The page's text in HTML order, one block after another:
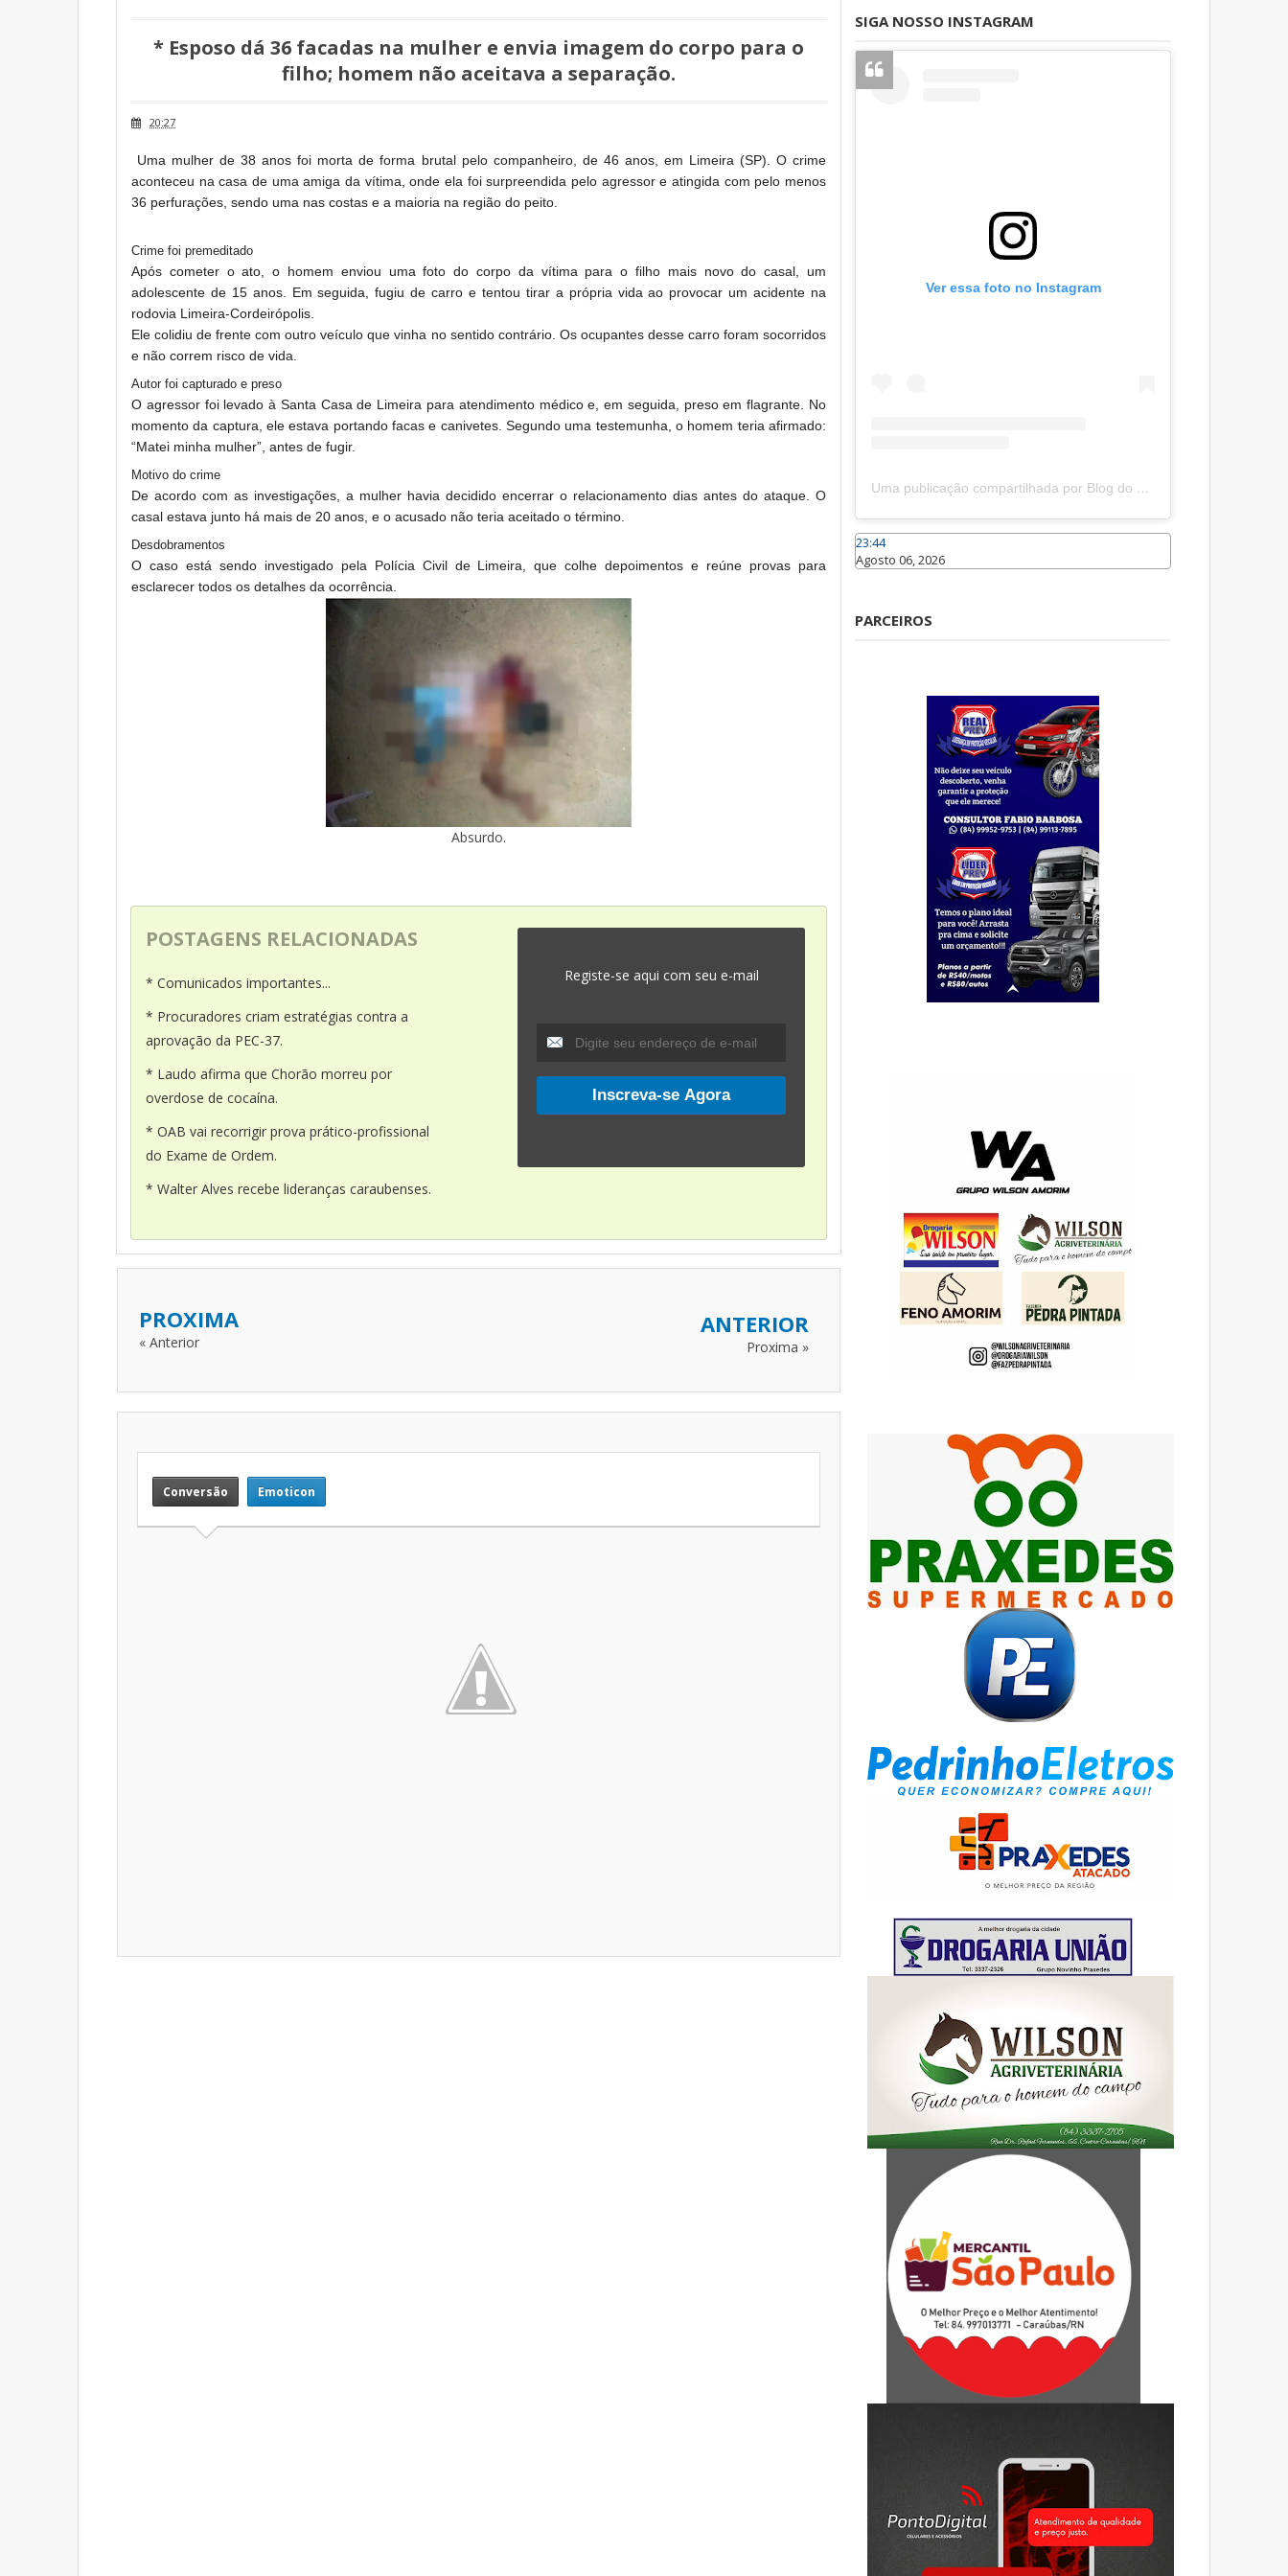
* Esposo dá 36 facadas na mulher e envia imagem do corpo para o
filho; homem não aceitava a separação.
20:27
Uma mulher de 38 anos foi morta de forma brutal pelo companheiro, de 46 anos, em Limeira (SP). O crime
aconteceu na casa de uma amiga da vítima, onde ela foi surpreendida pelo agressor e atingida com pelo menos
36 perfurações, sendo uma nas costas e a maioria na região do peito.
Crime foi premeditado
Após cometer o ato, o homem enviou uma foto do corpo da vítima para o filho mais novo do casal, um
adolescente de 15 anos. Em seguida, fugiu de carro e tentou tirar a própria vida ao provocar um acidente na
rodovia Limeira-Cordeirópolis.
Ele colidiu de frente com outro veículo que vinha no sentido contrário. Os ocupantes desse carro foram socorridos
e não correm risco de vida.
Autor foi capturado e preso
O agressor foi levado à Santa Casa de Limeira para atendimento médico e, em seguida, preso em flagrante. No
momento da captura, ele estava portando facas e canivetes. Segundo uma testemunha, o homem teria afirmado:
“Matei minha mulher”, antes de fugir.
Motivo do crime
De acordo com as investigações, a mulher havia decidido encerrar o relacionamento dias antes do ataque. O
casal estava junto há mais de 20 anos, e o acusado não teria aceitado o término.
Desdobramentos
O caso está sendo investigado pela Polícia Civil de Limeira, que colhe depoimentos e reúne provas para
esclarecer todos os detalhes da ocorrência.
Absurdo.
POSTAGENS RELACIONADAS
* Comunicados importantes...
* Procuradores criam estratégias contra a
aprovação da PEC-37.
* Laudo afirma que Chorão morreu por
overdose de cocaína.
* OAB vai recorrigir prova prático-profissional
do Exame de Ordem.
* Walter Alves recebe lideranças caraubenses.
Registe-se aqui com seu e-mail
PROXIMA
« Anterior
ANTERIOR
Proxima »
Conversão Emoticon
SIGA NOSSO INSTAGRAM
Ver essa foto no Instagram
Uma publicação compartilhada por Blog do João Marcolino (@joaomarcolinoneto)
23:44
Agosto 06, 2026
PARCEIROS